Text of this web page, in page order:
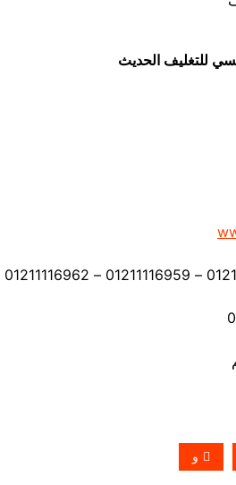
للتغليف الحديث
و